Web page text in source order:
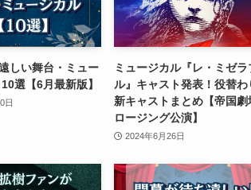
しい舞台・ミュー
選【6月最新版】
日
ミュージカル『レ・ミゼラ
ル』キャスト発表！役替わ
新キャストまとめ【帝国劇
ロージング公演】
2024年6月26日